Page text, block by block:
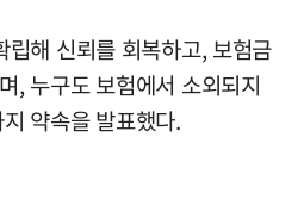
립해 신뢰를 회복하고, 보험금
, 누구도 보험에서 소외되지
약속을 발표했다.